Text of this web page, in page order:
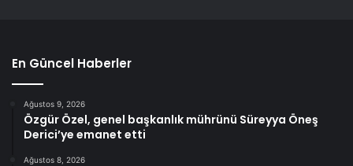
En Güncel Haberler
Ağustos 9, 2026
Özgür Özel, genel başkanlık mührünü Süreyya Öneş
Derici’ye emanet etti
Ağustos 8, 2026